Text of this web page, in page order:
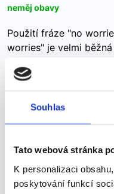
Souhlas
Tato webová stránka
K personalizaci
poskytování funkcí
neměj obavy
Použití fráze "no
worries" je velmi
nebo stresovat.
"obtener"
Získat, obdržet -->